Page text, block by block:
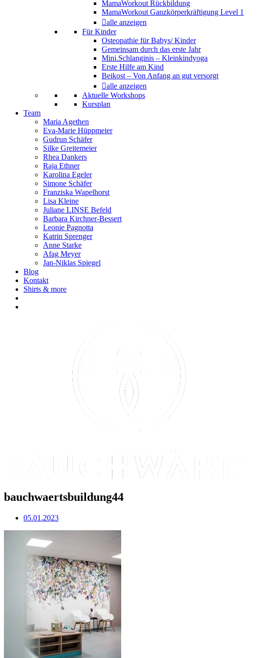
MamaWorkout Rückbildung
MamaWorkout Ganzkörperkräftigung Level 1
alle anzeigen
Für Kinder
Osteopathie für Babys/ Kinder
Gemeinsam durch das erste Jahr
Mini.Schlanginis – Kleinkindyoga
Erste Hilfe am Kind
Beikost – Von Anfang an gut versorgt
alle anzeigen
Aktuelle Workshops
Kursplan
Team
Maria Agethen
Eva-Marie Hüppmeier
Gudrun Schäfer
Silke Greitemeier
Rhea Dankers
Raja Ethner
Karolina Egeler
Simone Schäfer
Franziska Wapelhorst
Lisa Kleine
Juliane LINSE Befeld
Barbara Kirchner-Bessert
Leonie Pagnotta
Katrin Sprenger
Anne Starke
Afag Meyer
Jan-Niklas Spiegel
Blog
Kontakt
Shirts & more
bauchwaertsbuildung44
05.01.2023